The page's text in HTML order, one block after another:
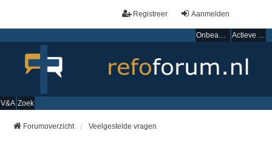
Aanmelden
Registreer
Onbeantwoorde onderwerpen Actieve onderwerpen
V&A Zoek
Forumoverzicht Veelgestelde vragen